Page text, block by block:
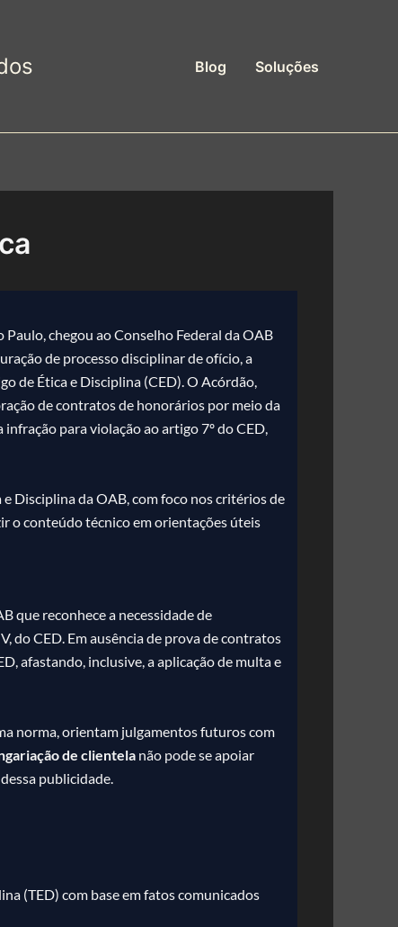
Blog Soluções
chegou ao Conselho Federal da OAB
de processo disciplinar de ofício, a
de Ética e Disciplina (CED). O Acórdão,
de contratos de honorários por meio da
para violação ao artigo 7º do CED,
Disciplina da OAB, com foco nos critérios de
o conteúdo técnico em orientações úteis
que reconhece a necessidade de
do CED. Em ausência de prova de contratos
afastando, inclusive, a aplicação de multa e
norma, orientam julgamentos futuros com
de clientela não pode se apoiar
publicidade.
(TED) com base em fatos comunicados